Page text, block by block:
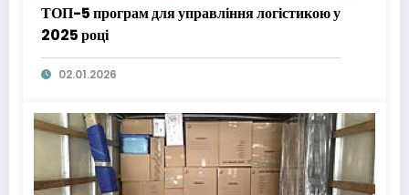
ТОП-5 програм для управління логістикою у
2025 році
02.01.2026